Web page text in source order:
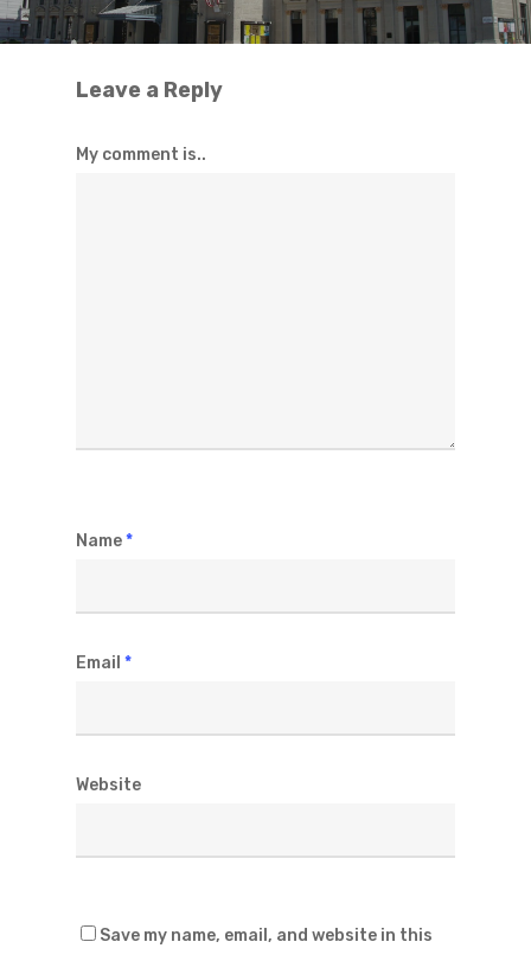
Leave a Reply
My comment is..
Name*
Email *
Website
Save my name, email, and website in this